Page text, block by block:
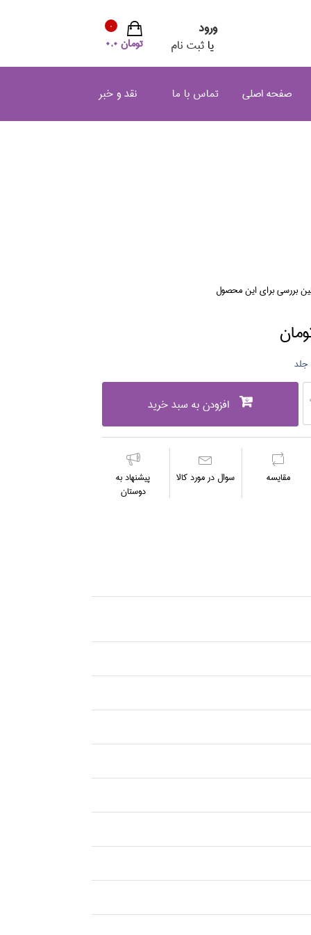
ورود
یا ثبت نام تومان 0.0
0
صفحه اصلی تماس با ما نقد و خبر
بررسی برای این محصول
افزودن به سبد خرید
مقايسه سوال در مورد كالا
پیشنهاد به
دوستان